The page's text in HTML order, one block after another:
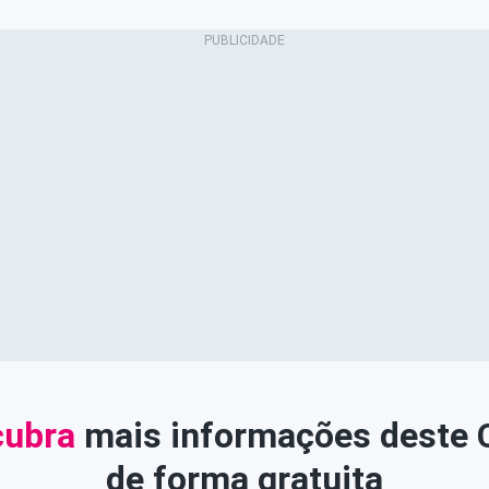
mais informações deste
de forma gratuita